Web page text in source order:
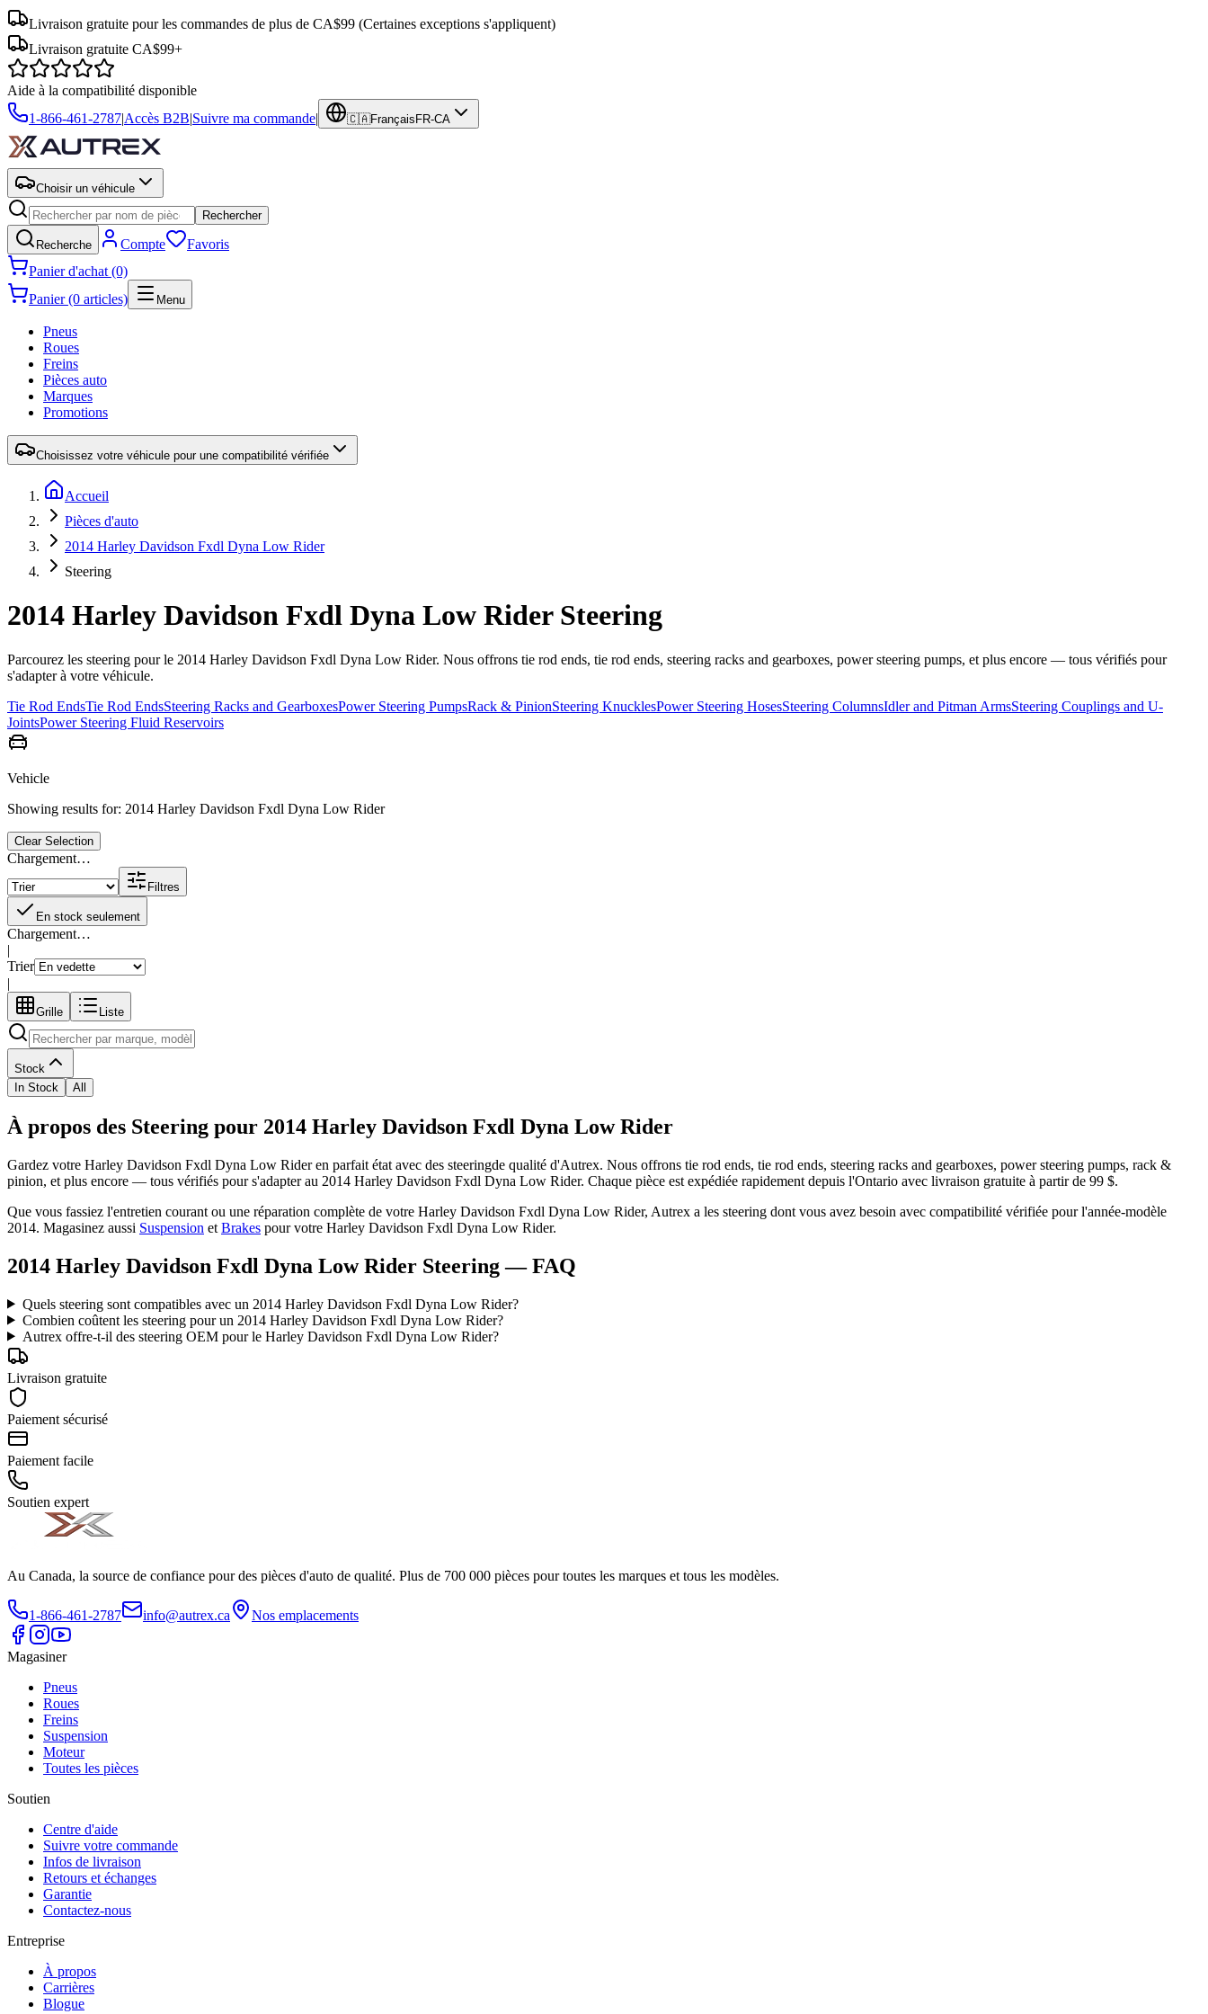
Livraison gratuite pour les commandes de plus de CA$99 (Certaines exceptions s'appliquent)
Livraison gratuite CA$99+
Aide à la compatibilité disponible
1-866-461-2787|Accès B2B|Suivre ma commande| 🇨🇦Français FR-CA
Choisir un véhicule
Rechercher
Recherche Compte
Favoris
Panier d'achat (0)
Panier (0 articles)
Menu
Pneus
Roues
Freins
Pièces auto
Marques
Promotions
Choisissez votre véhicule pour une compatibilité vérifiée
Accueil
Pièces d'auto
2014 Harley Davidson Fxdl Dyna Low Rider
Steering
2014 Harley Davidson Fxdl Dyna Low Rider Steering
Parcourez les steering pour le 2014 Harley Davidson Fxdl Dyna Low Rider. Nous offrons tie rod ends, tie rod ends, steering racks and gearboxes, power steering pumps, et plus encore — tous vérifiés pour
s'adapter à votre véhicule.
Tie Rod EndsTie Rod EndsSteering Racks and GearboxesPower Steering PumpsRack & PinionSteering KnucklesPower Steering HosesSteering ColumnsIdler and Pitman ArmsSteering Couplings and U-
JointsPower Steering Fluid Reservoirs
Vehicle
Showing results for: 2014 Harley Davidson Fxdl Dyna Low Rider
Clear Selection
Chargement…
Filtres
En stock seulement
Chargement…
|
Trier
|
Grille Liste
Stock
In Stock
All
À propos des Steering pour 2014 Harley Davidson Fxdl Dyna Low Rider
Gardez votre Harley Davidson Fxdl Dyna Low Rideren parfait état avec des steeringde qualité d'Autrex. Nous offrons tie rod ends, tie rod ends, steering racks and gearboxes, power steering pumps, rack &
pinion, et plus encore — tous vérifiés pour s'adapter au 2014 Harley Davidson Fxdl Dyna Low Rider. Chaque pièce est expédiée rapidement depuis l'Ontario avec livraison gratuite à partir de 99 $.
Que vous fassiez l'entretien courant ou une réparation complète de votre Harley Davidson Fxdl Dyna Low Rider, Autrex a les steering dont vous avez besoin avec compatibilité vérifiée pour l'année-modèle
2014. Magasinez aussi Suspension et Brakes pour votre Harley Davidson Fxdl Dyna Low Rider.
2014 Harley Davidson Fxdl Dyna Low Rider Steering— FAQ
Quels steering sont compatibles avec un 2014 Harley Davidson Fxdl Dyna Low Rider?
Combien coûtent les steering pour un 2014 Harley Davidson Fxdl Dyna Low Rider?
Autrex offre-t-il des steering OEM pour le Harley Davidson Fxdl Dyna Low Rider?
Livraison gratuite
Paiement sécurisé
Paiement facile
Soutien expert
Au Canada, la source de confiance pour des pièces d'auto de qualité. Plus de 700 000 pièces pour toutes les marques et tous les modèles.
1-866-461-2787 info@autrex.ca Nos emplacements
Magasiner
Pneus
Roues
Freins
Suspension
Moteur
Toutes les pièces
Soutien
Centre d'aide
Suivre votre commande
Infos de livraison
Retours et échanges
Garantie
Contactez-nous
Entreprise
À propos
Carrières
Blogue